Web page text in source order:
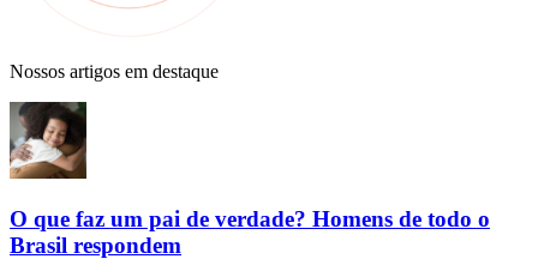
Nossos artigos em destaque
O que faz um pai de verdade? Homens de todo o
Brasil respondem